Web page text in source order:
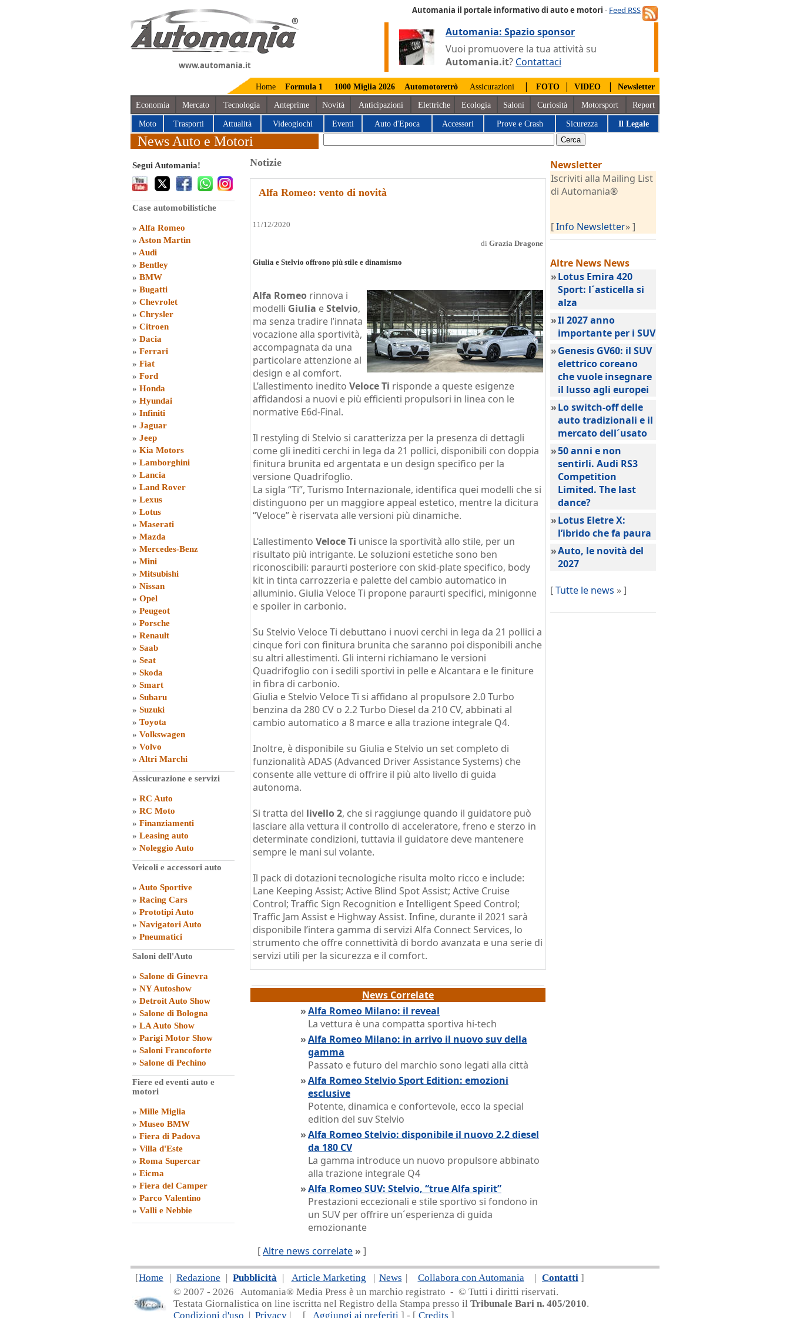
www.automania.it
Automania il portale informativo di auto e motori - Feed RSS
Automania: Spazio sponsor
Vuoi promuovere la tua attività su
Automania.it? Contattaci
Home Formula 1 1000 Miglia 2026 Automotoretrò Assicurazioni | FOTO | VIDEO | Newsletter
Economia Mercato Tecnologia Anteprime Novità Anticipazioni Elettriche Ecologia Saloni Curiosità Motorsport Report
Moto Trasporti Attualità Videogiochi Eventi Auto d'Epoca Accessori Prove e Crash Sicurezza Il Legale
News Auto e Motori
Segui Automania!
Case automobilistiche
» Alfa Romeo
» Aston Martin
» Audi
» Bentley
» BMW
» Bugatti
» Chevrolet
» Chrysler
» Citroen
» Dacia
» Ferrari
» Fiat
» Ford
» Honda
» Hyundai
» Infiniti
» Jaguar
» Jeep
» Kia Motors
» Lamborghini
» Lancia
» Land Rover
» Lexus
» Lotus
» Maserati
» Mazda
» Mercedes-Benz
» Mini
» Mitsubishi
» Nissan
» Opel
» Peugeot
» Porsche
» Renault
» Saab
» Seat
» Skoda
» Smart
» Subaru
» Suzuki
» Toyota
» Volkswagen
» Volvo
» Altri Marchi
Assicurazione e servizi
» RC Auto
» RC Moto
» Finanziamenti
» Leasing auto
» Noleggio Auto
Veicoli e accessori auto
» Auto Sportive
» Racing Cars
» Prototipi Auto
» Navigatori Auto
» Pneumatici
Saloni dell'Auto
» Salone di Ginevra
» NY Autoshow
» Detroit Auto Show
» Salone di Bologna
» LA Auto Show
» Parigi Motor Show
» Saloni Francoforte
» Salone di Pechino
Fiere ed eventi auto e
motori
» Mille Miglia
» Museo BMW
» Fiera di Padova
» Villa d'Este
» Roma Supercar
» Eicma
» Fiera del Camper
» Parco Valentino
» Valli e Nebbie
Notizie
Alfa Romeo: vento di novità
11/12/2020
di Grazia Dragone
Giulia e Stelvio offrono più stile e dinamismo
Alfa Romeo rinnova i
modelli Giulia eStelvio,
ma senza tradire l’innata
vocazione alla sportività,
accompagnata da una
particolare attenzione al
design e al comfort.
L’allestimento inedito Veloce Ti risponde a queste esigenze
affidandosi a nuovi e più efficienti propulsori in linea con le
normative E6d-Final.
Il restyling di Stelvio si caratterizza per la presenza di dettagli
come gli inediti cerchi in lega da 21 pollici, disponibili con doppia
finitura brunita ed argentata e un design specifico per la
versione Quadrifoglio.
La sigla “Ti”, Turismo Internazionale, identifica quei modelli che si
distinguono per un maggiore appeal estetico, mentre la dicitura
“Veloce” è riservata alle versioni più dinamiche.
L’allestimento Veloce Ti unisce la sportività allo stile, per un
risultato più intrigante. Le soluzioni estetiche sono ben
riconoscibili: paraurti posteriore con skid-plate specifico, body
kit in tinta carrozzeria e palette del cambio automatico in
alluminio. Giulia Veloce Ti propone paraurti specifici, minigonne
e spoiler in carbonio.
Su Stelvio Veloce Ti debuttano i nuovi cerchi in lega da 21 pollici a
cinque fori con finitura brunita che saranno poi disponibili anche
su altri allestimenti. Gli interni richiamano le versioni
Quadrifoglio con i sedili sportivi in pelle e Alcantara e le finiture
in fibra di carbonio.
Giulia e Stelvio Veloce Ti si affidano al propulsore 2.0 Turbo
benzina da 280 CV o 2.2 Turbo Diesel da 210 CV, abbinati al
cambio automatico a 8 marce e alla trazione integrale Q4.
Inoltre, è disponibile su Giulia e Stelvio un set completo di
funzionalità ADAS (Advanced Driver Assistance Systems) che
consente alle vetture di offrire il più alto livello di guida
autonoma.
Si tratta del livello 2, che si raggiunge quando il guidatore può
lasciare alla vettura il controllo di acceleratore, freno e sterzo in
determinate condizioni, tuttavia il guidatore deve mantenere
sempre le mani sul volante.
Il pack di dotazioni tecnologiche risulta molto ricco e include:
Lane Keeping Assist; Active Blind Spot Assist; Active Cruise
Control; Traffic Sign Recognition e Intelligent Speed Control;
Traffic Jam Assist e Highway Assist. Infine, durante il 2021 sarà
disponibile l’intera gamma di servizi Alfa Connect Services, lo
strumento che offre connettività di bordo avanzata e una serie di
servizi utili per la sicurezza e il comfort.
News Correlate
»Alfa Romeo Milano: il reveal
La vettura è una compatta sportiva hi-tech
»Alfa Romeo Milano: in arrivo il nuovo suv della
gamma
Passato e futuro del marchio sono legati alla città
»Alfa Romeo Stelvio Sport Edition: emozioni
esclusive
Potente, dinamica e confortevole, ecco la special
edition del suv Stelvio
»Alfa Romeo Stelvio: disponibile il nuovo 2.2 diesel
da 180 CV
La gamma introduce un nuovo propulsore abbinato
alla trazione integrale Q4
»Alfa Romeo SUV: Stelvio, “true Alfa spirit”
Prestazioni eccezionali e stile sportivo si fondono in
un SUV per offrire un´esperienza di guida
emozionante
[Altre news correlate » ]
Newsletter
Iscriviti alla Mailing List
di Automania®
[Info Newsletter» ]
Altre News News
»Lotus Emira 420
Sport: l´asticella si
alza
»Il 2027 anno
importante per i SUV
»Genesis GV60: il SUV
elettrico coreano
che vuole insegnare
il lusso agli europei
»Lo switch-off delle
auto tradizionali e il
mercato dell´usato
»50 anni e non
sentirli. Audi RS3
Competition
Limited. The last
dance?
»Lotus Eletre X:
l’ibrido che fa paura
»Auto, le novità del
2027
[Tutte le news » ]
[Home | Redazione | Pubblicità | Article Marketing | News | Collabora con Automania | Contatti ]
© 2007 - 2026 Automania® Media Press è un marchio registrato - © Tutti i diritti riservati.
Testata Giornalistica on line iscritta nel Registro della Stampa presso il Tribunale Bari n. 405/2010.
Condizioni d'uso | Privacy | [ Aggiungi ai preferiti ] - [ Credits ]